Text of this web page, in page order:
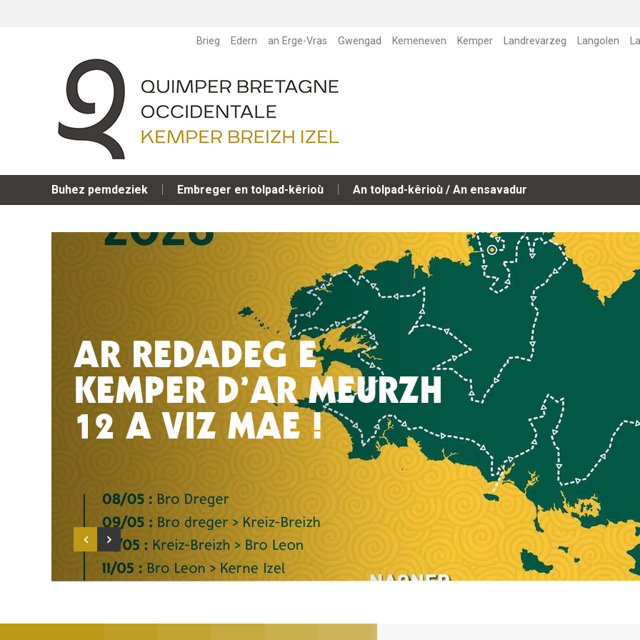
Brieg Edern an Erge-Vras Gwengad Kemeneven Kemper Landrevarzeg Langolen
Buhez pemdeziek Embreger en tolpad-kêrioù An tolpad-kêrioù / An ensavadur
AR REDADEG E
KEMPER D’AR MEURZH
12 A VIZ MAE !